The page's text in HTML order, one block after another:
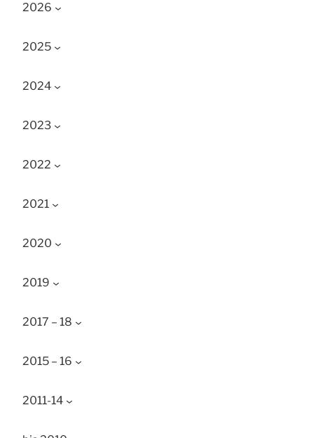
2026
2025
2024
2023
2022
2021
2020
2019
2017 – 18
2015 – 16
2011-14